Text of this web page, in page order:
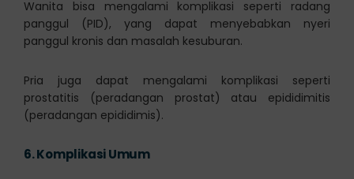
Wanita bisa mengalami komplikasi seperti radang
panggul (PID), yang dapat menyebabkan nyeri
panggul kronis dan masalah kesuburan.
Pria juga dapat mengalami komplikasi seperti
prostatitis (peradangan prostat) atau epididimitis
(peradangan epididimis).
6.Komplikasi Umum